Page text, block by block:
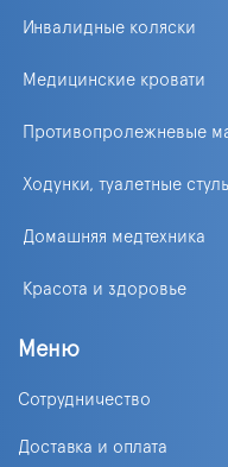
Инвалидные коляски
Медицинские кровати
Противопролежневые
Ходунки, туалетные
Домашняя медтехника
Красота и здоровье
Меню
Сотрудничество
Доставка и оплата